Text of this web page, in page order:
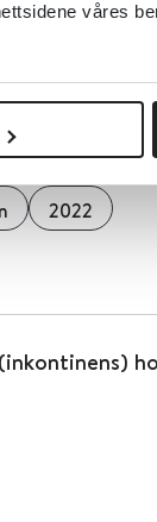
våres
2024
til arbeid
2022